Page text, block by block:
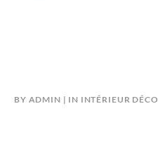
BY ADMIN IN INTÉRIEUR DÉCO